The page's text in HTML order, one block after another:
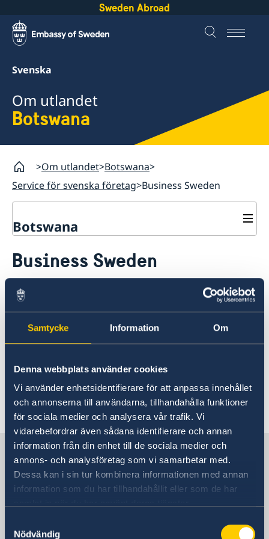
Samtycke Information Om
Denna webbplats använder cookies
Vi använder enhetsidentifierare för att anpassa innehållet
och annonserna till användarna, tillhandahålla funktioner
för sociala medier och analysera vår trafik. Vi
vidarebefordrar även sådana identifierare och annan
information från din enhet till de sociala medier och
annons- och analysföretag som vi samarbetar med.
Dessa kan i sin tur kombinera informationen med annan
information som du har tillhandahållit eller som de har
Nödvändig
Sweden Abroad
Svenska
Om utlandet
Botswana
Om utlandet Botswana
Service för svenska företag Business Sweden
Botswana
Hjälp till svenskar i Botswana
Rösta i Botswana
Pass utomlands
Förnyelse av pass för vuxna
Förnyelse av pass för barn under 18 år
Samordningsnummer
Provisoriskt pass
Botsanansk-Svensk Vänförening
Hjälp kring medborgarskap
Akut hjälp
Reseinformation
Ambassadens reseinformation
Allmänna säkerhetsläget
Terrorism
In- och utresebestämmelser
Hälso- och sjukvård
Lokala lagar och sedvänjor
Kriminalitet och personlig säkerhet
Trafiksäkerhet
Resa i landet
Om Botswana
Service för svenska företag
Handel med Botwana
Business Sweden
Business Sweden i Sydafrika täcker
även Botswana
Business Sweden i Sydafrika
Business Sweden i Sydafrikaarbetar med att
främja handelsrelationer mellan Sverige och
södra Afrika.
Sverige i Botswana
Sveriges Ambassad
Sydafrika, Pretoria